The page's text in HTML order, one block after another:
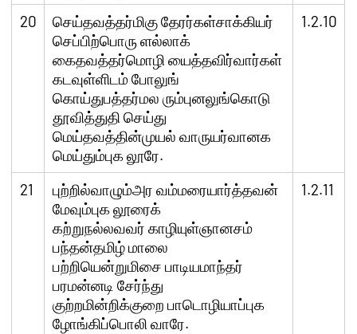
20
செய்தவத்தர்மிகு தேரர்கள்சாக்கியர்
செப்பிற்பொரு ளல்லாக்
கைதவத்தர்மொழி யைத்தவிர்வார்கள்
கடவுள்ளிடம் போலுங்
கொய்துபத்தர்மல ரும்புனலுங்கொடு
தூவித்துதி செய்து
மெய்தவத்தின்முயல் வாருயர்வானக
மெய்தும்புக லூரே.
1.2.10
21
புற்றில்வாழும்அர வம்மரையார்த்தவன்
மேவும்புக லூரைக்
கற்றுநல்லவவர் காழியுள்ஞானசம்
பந்தன்தமிழ் மாலை
பற்றியென்றுமிசை பாடியமாந்தர்
பரமன்னடி சேர்ந்து
குற்றமின்றிக்குறை பாடொழியாப்புக
ழோங்கிப்பொலி வாரே.
1.2.11